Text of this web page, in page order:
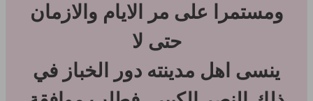
ومستمرا على مر الايام والازمان
حتى لا
ينسى اهل مدينته دور الخباز في